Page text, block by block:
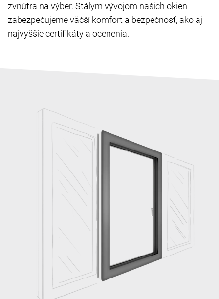
zvnútra na výber. Stálym vývojom našich okien
zabezpečujeme väčší komfort a bezpečnosť, ako aj
najvyššie certifikáty a ocenenia.